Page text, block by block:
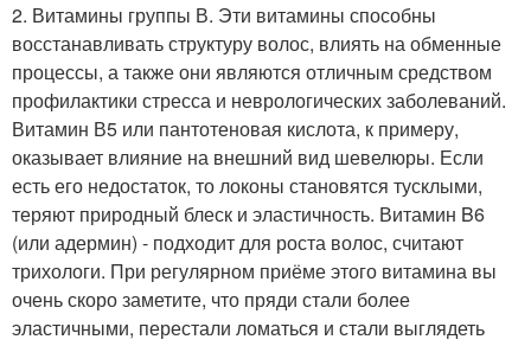
2. Витамины группы В. Эти витамины способны
восстанавливать структуру волос, влиять на обменные
процессы, а также они являются отличным средством
профилактики стресса и неврологических заболеваний.
Витамин В5 или пантотеновая кислота, к примеру,
оказывает влияние на внешний вид шевелюры. Если
есть его недостаток, то локоны становятся тусклыми,
теряют природный блеск и эластичность. Витамин B6
(или адермин) - подходит для роста волос, считают
трихологи. При регулярном приёме этого витамина вы
очень скоро заметите, что пряди стали более
эластичными, перестали ломаться и стали выглядеть